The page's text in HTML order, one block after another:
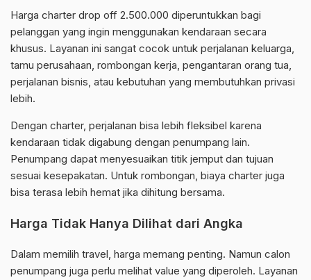
Harga charter drop off 2.500.000 diperuntukkan bagi
pelanggan yang ingin menggunakan kendaraan secara
khusus. Layanan ini sangat cocok untuk perjalanan keluarga,
tamu perusahaan, rombongan kerja, pengantaran orang tua,
perjalanan bisnis, atau kebutuhan yang membutuhkan privasi
lebih.
Dengan charter, perjalanan bisa lebih fleksibel karena
kendaraan tidak digabung dengan penumpang lain.
Penumpang dapat menyesuaikan titik jemput dan tujuan
sesuai kesepakatan. Untuk rombongan, biaya charter juga
bisa terasa lebih hemat jika dihitung bersama.
Harga Tidak Hanya Dilihat dari Angka
Dalam memilih travel, harga memang penting. Namun calon
penumpang juga perlu melihat value yang diperoleh. Layanan